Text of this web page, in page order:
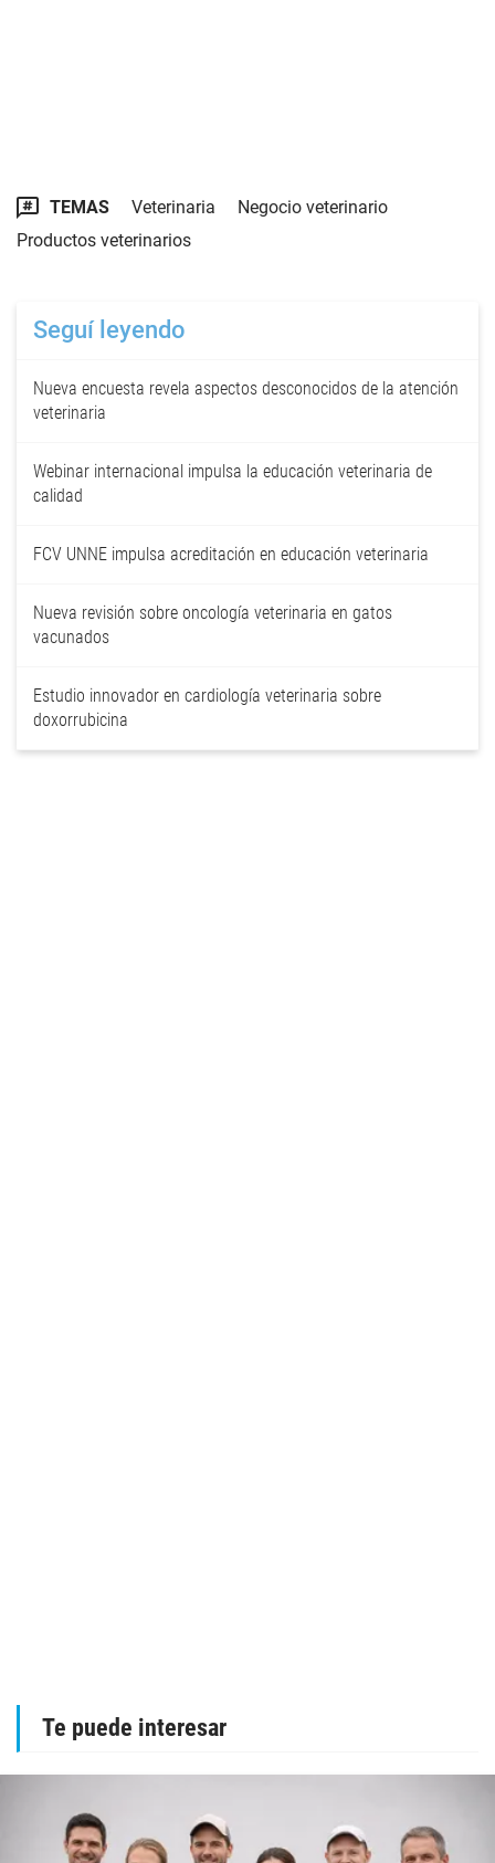
TEMAS Veterinaria
Negocio veterinario
Productos veterinarios
Seguí leyendo
Nueva encuesta revela aspectos desconocidos de la atención
veterinaria
Webinar internacional impulsa la educación veterinaria de
calidad
FCV UNNE impulsa acreditación en educación veterinaria
Nueva revisión sobre oncología veterinaria en gatos
vacunados
Estudio innovador en cardiología veterinaria sobre
doxorrubicina
Te puede interesar